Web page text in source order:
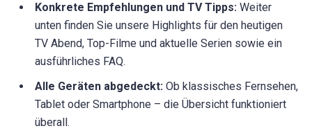
Konkrete Empfehlungen und TV Tipps: Weiter
unten finden Sie unsere Highlights für den heutigen
TV Abend, Top-Filme und aktuelle Serien sowie ein
ausführliches FAQ.
Alle Geräten abgedeckt: Ob klassisches Fernsehen,
Tablet oder Smartphone – die Übersicht funktioniert
überall.